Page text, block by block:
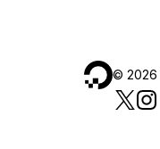
© 2026